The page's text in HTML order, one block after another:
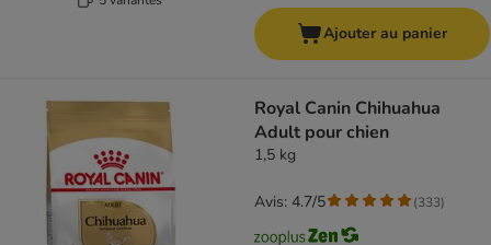
Ajouter au panier
Royal Canin Chihuahua
Adult pour chien
1,5 kg
Avis: 4.7/5 (333)